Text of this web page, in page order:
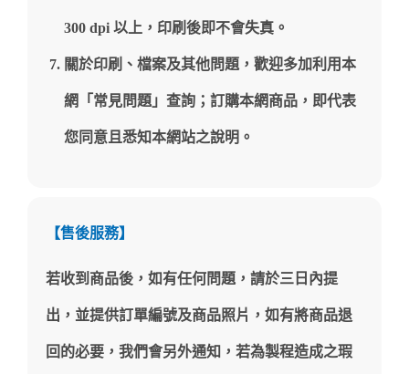
300 dpi 以上，印刷後即不會失真。
關於印刷、檔案及其他問題，歡迎多加利用本
網「常見問題」查詢；訂購本網商品，即代表
您同意且悉知本網站之說明。
【售後服務】
若收到商品後，如有任何問題，請於三日內提
出，並提供訂單編號及商品照片，如有將商品退
回的必要，我們會另外通知，若為製程造成之瑕